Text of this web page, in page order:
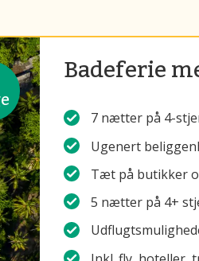
Badeferie
7 nætter på 4-
Ugenert
Tæt på butikker
5 nætter på 4+